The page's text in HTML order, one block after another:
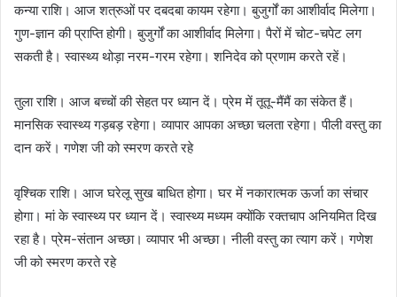
कन्या राशि। आज शत्रुओं पर दबदबा कायम रहेगा। बुजुर्गों का आशीर्वाद मिलेगा।
गुण-ज्ञान की प्राप्ति होगी। बुजुर्गों का आशीर्वाद मिलेगा। पैरों में चोट-चपेट लग
सकती है। स्वास्थ्य थोड़ा नरम-गरम रहेगा। शनिदेव को प्रणाम करते रहें।
तुला राशि। आज बच्चों की सेहत पर ध्यान दें। प्रेम में तूतू-मैंमैं का संकेत हैं।
मानसिक स्वास्थ्य गड़बड़ रहेगा। व्यापार आपका अच्छा चलता रहेगा। पीली वस्तु का
दान करें। गणेश जी को स्मरण करते रहे
वृश्चिक राशि। आज घरेलू सुख बाधित होगा। घर में नकारात्मक ऊर्जा का संचार
होगा। मां के स्वास्थ्य पर ध्यान दें। स्वास्थ्य मध्यम क्योंकि रक्तचाप अनियमित दिख
रहा है। प्रेम-संतान अच्छा। व्यापार भी अच्छा। नीली वस्तु का त्याग करें। गणेश
जी को स्मरण करते रहे